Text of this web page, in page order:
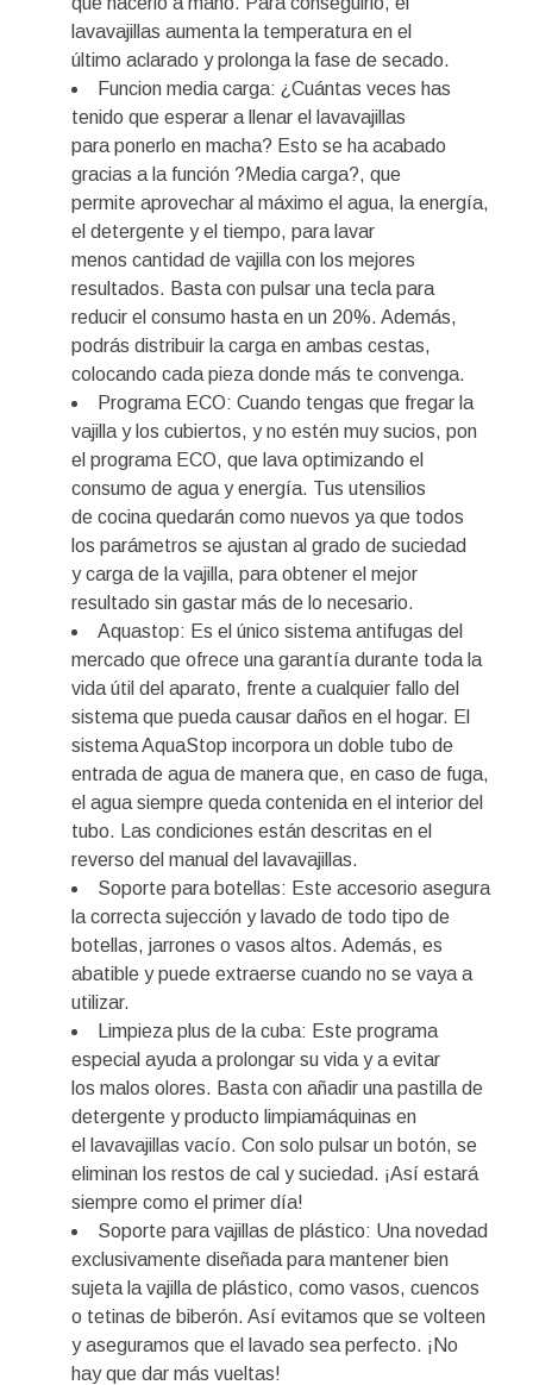
lavavajillas aumenta la temperatura en el
último aclarado y prolonga la fase de secado.
Funcion media carga: ¿Cuántas veces has
tenido que esperar a llenar el lavavajillas
para ponerlo en macha? Esto se ha acabado
gracias a la función ?Media carga?, que
permite aprovechar al máximo el agua, la energía,
el detergente y el tiempo, para lavar
menos cantidad de vajilla con los mejores
resultados. Basta con pulsar una tecla para
reducir el consumo hasta en un 20%. Además,
podrás distribuir la carga en ambas cestas,
colocando cada pieza donde más te convenga.
Programa ECO: Cuando tengas que fregar la
vajilla y los cubiertos, y no estén muy sucios, pon
el programa ECO, que lava optimizando el
consumo de agua y energía. Tus utensilios
de cocina quedarán como nuevos ya que todos
los parámetros se ajustan al grado de suciedad
y carga de la vajilla, para obtener el mejor
resultado sin gastar más de lo necesario.
Aquastop: Es el único sistema antifugas del
mercado que ofrece una garantía durante toda la
vida útil del aparato, frente a cualquier fallo del
sistema que pueda causar daños en el hogar. El
sistema AquaStop incorpora un doble tubo de
entrada de agua de manera que, en caso de fuga,
el agua siempre queda contenida en el interior del
tubo. Las condiciones están descritas en el
reverso del manual del lavavajillas.
Soporte para botellas: Este accesorio asegura
la correcta sujección y lavado de todo tipo de
botellas, jarrones o vasos altos. Además, es
abatible y puede extraerse cuando no se vaya a
utilizar.
Limpieza plus de la cuba: Este programa
especial ayuda a prolongar su vida y a evitar
los malos olores. Basta con añadir una pastilla de
detergente y producto limpiamáquinas en
el lavavajillas vacío. Con solo pulsar un botón, se
eliminan los restos de cal y suciedad. ¡Así estará
siempre como el primer día!
Soporte para vajillas de plástico: Una novedad
exclusivamente diseñada para mantener bien
sujeta la vajilla de plástico, como vasos, cuencos
o tetinas de biberón. Así evitamos que se volteen
y aseguramos que el lavado sea perfecto. ¡No
hay que dar más vueltas!